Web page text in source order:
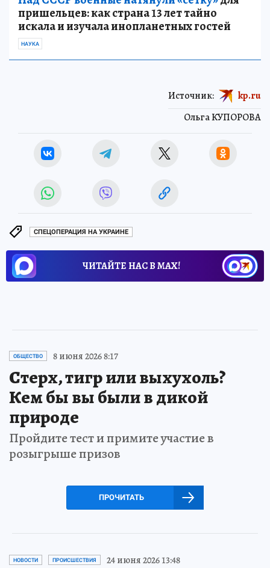
пришельцев: как страна 13 лет тайно
искала и изучала инопланетных гостей
НАУКА
Ольга КУПОРОВА
Источник: kp.ru
СПЕЦОПЕРАЦИЯ НА УКРАИНЕ
ЧИТАЙТЕ НАС В МАХ!
ОБЩЕСТВО 8 июня 2026 8:17
Стерх, тигр или выхухоль?
Кем бы вы были в дикой
природе
Пройдите тест и примите участие в
розыгрыше призов
ПРОЧИТАТЬ
НОВОСТИ ПРОИСШЕСТВИЯ 24 июня 2026 13:48